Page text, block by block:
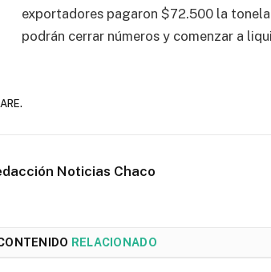
exportadores pagaron $72.500 la
podrán cerrar números y comenzar a
Noticias Chaco
RELACIONADO